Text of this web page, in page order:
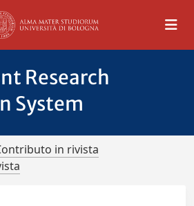
Research
System
in rivista